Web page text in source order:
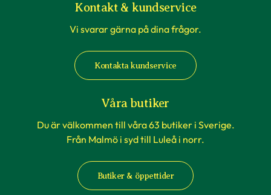
Kontakt & kundservice
Vi svarar gärna på dina frågor.
Kontakta kundservice
Våra butiker
Du är välkommen till våra 63 butiker i Sverige.
Från Malmö i syd till Luleå i norr.
Butiker & öppettider